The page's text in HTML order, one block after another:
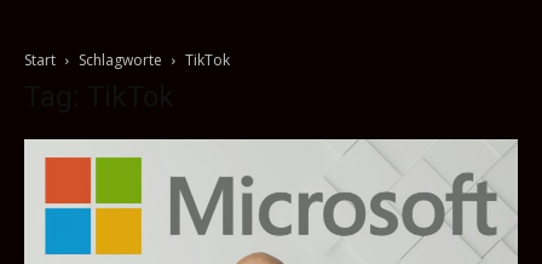
Start Schlagworte TikTok